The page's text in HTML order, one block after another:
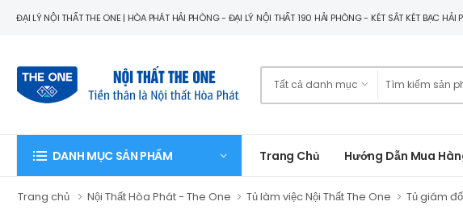
ĐẠI LÝ NỘI THẤT THE ONE | HÒA PHÁT HẢI PHÒNG - ĐẠI LÝ NỘI THẤT 190 HẢI PHÒNG - KÉT SẮT KÉT BẠC
DANH MỤC SẢN PHẨM Trang Chủ Hướng Dẫn Mua
Trang chủ Nội Thất Hòa Phát - The One Tủ làm việc Nội Thất The One Tủ giám